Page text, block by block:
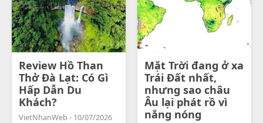
Review Hồ Than
Thở Đà Lạt: Có Gì
Hấp Dẫn Du
Khách?
VietNhanWeb - 10/07/2026
Mặt Trời đang ở xa
Trái Đất nhất,
nhưng sao châu
Âu lại phát rồ vì
nắng nóng